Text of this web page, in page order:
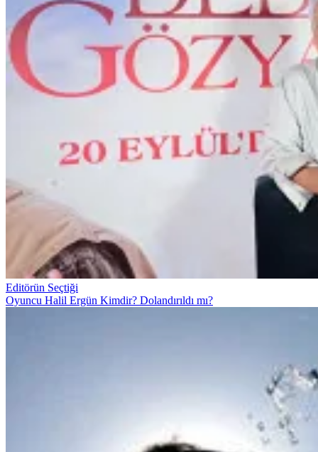
Editörün Seçtiği
Oyuncu Halil Ergün Kimdir? Dolandırıldı mı?